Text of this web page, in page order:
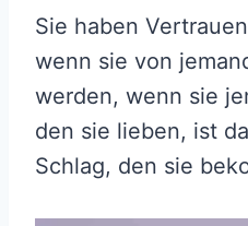
Sie haben
wenn sie von
werden, wenn sie
den sie lieben, ist
Schlag, den sie